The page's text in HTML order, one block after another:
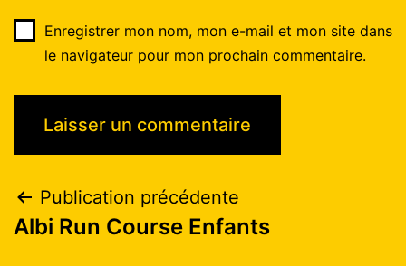
Enregistrer mon nom, mon e-mail et mon site dans
le navigateur pour mon prochain commentaire.
Publication précédente
Albi Run Course Enfants